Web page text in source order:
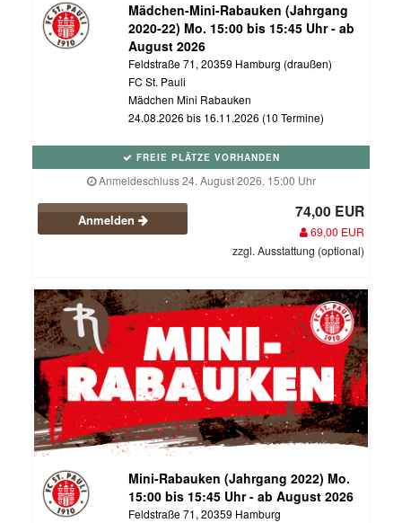
Mädchen-Mini-Rabauken (Jahrgang
2020-22) Mo. 15:00 bis 15:45 Uhr - ab
August 2026
Feldstraße 71, 20359 Hamburg (draußen)
FC St. Pauli
Mädchen Mini Rabauken
24.08.2026 bis 16.11.2026 (10 Termine)
FREIE PLÄTZE VORHANDEN
Anmeldeschluss 24. August 2026, 15:00 Uhr
Anmelden 74,00 EUR
69,00 EUR
zzgl. Ausstattung (optional)
Mini-Rabauken (Jahrgang 2022) Mo.
15:00 bis 15:45 Uhr - ab August 2026
Feldstraße 71, 20359 Hamburg